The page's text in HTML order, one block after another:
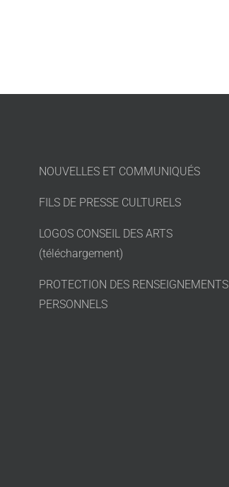
NOUVELLES ET COMMUNIQUÉS
FILS DE PRESSE CULTURELS
LOGOS CONSEIL DES ARTS
(téléchargement)
PROTECTION DES RENSEIGNEMENTS
PERSONNELS